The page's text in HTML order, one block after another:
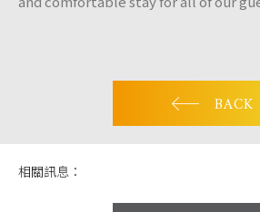
BACK
相關訊息：